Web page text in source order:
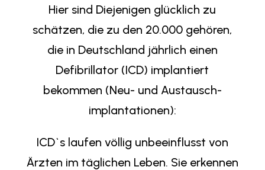
Hier sind Diejenigen glücklich zu
schätzen, die zu den 20.000 gehören,
die in Deutschland jährlich einen
Defibrillator (ICD) implantiert
bekommen (Neu- und Austausch-
implantationen):
ICD`s laufen völlig unbeeinflusst von
Ärzten im täglichen Leben. Sie erkennen